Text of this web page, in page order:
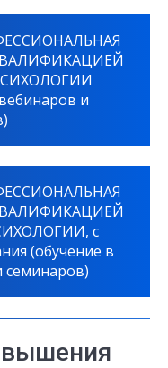
и
с
(обучение в
семинаров)